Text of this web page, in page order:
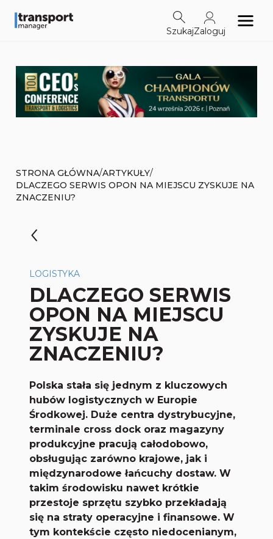
SzukajZaloguj
STRONA GŁÓWNA/ARTYKUŁY/
DLACZEGO SERWIS OPON NA MIEJSCU ZYSKUJE NA
ZNACZENIU?
LOGISTYKA
DLACZEGO SERWIS
OPON NA MIEJSCU
ZYSKUJE NA
ZNACZENIU?
Polska stała się jednym z kluczowych
hubów logistycznych w Europie
Środkowej. Duże centra dystrybucyjne,
terminale cross dock oraz magazyny
produkcyjne pracują całodobowo,
obsługując zarówno krajowe, jak i
międzynarodowe łańcuchy dostaw. W
takim środowisku nawet krótkie
przestoje sprzętu szybko przekładają
się na straty operacyjne i finansowe. W
tym kontekście często niedocenianym,